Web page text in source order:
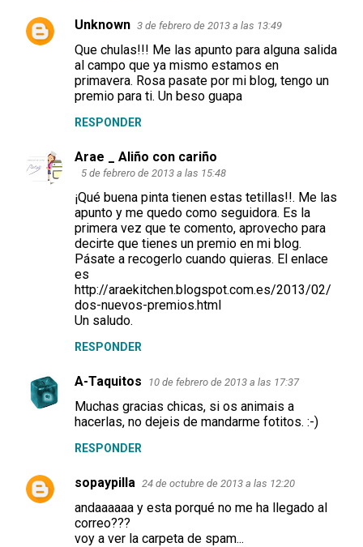
Unknown 3 de febrero de 2013 a las 13:49
Que chulas!!! Me las apunto para alguna salida
al campo que ya mismo estamos en
primavera. Rosa pasate por mi blog, tengo un
premio para ti. Un beso guapa
RESPONDER
Arae _ Aliño con cariño
5 de febrero de 2013 a las 15:48
¡Qué buena pinta tienen estas tetillas!!. Me las
apunto y me quedo como seguidora. Es la
primera vez que te comento, aprovecho para
decirte que tienes un premio en mi blog.
Pásate a recogerlo cuando quieras. El enlace
es
http://araekitchen.blogspot.com.es/2013/02/
dos-nuevos-premios.html
Un saludo.
RESPONDER
A-Taquitos 10 de febrero de 2013 a las 17:37
Muchas gracias chicas, si os animais a
hacerlas, no dejeis de mandarme fotitos. :-)
RESPONDER
sopaypilla 24 de octubre de 2013 a las 12:20
andaaaaaa y esta porqué no me ha llegado al
correo???
voy a ver la carpeta de spam...